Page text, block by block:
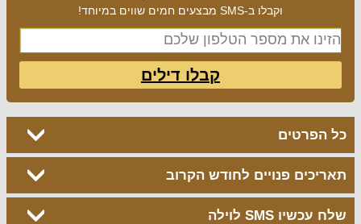
וקבלו ב-SMS מבצעים חמים שווים במיוחד!
קבלו דילים
כל הפרטים
תאריכים פנויים לחודש הקרוב
שלח עכשיו SMS לוילה